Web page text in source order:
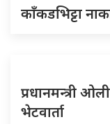
काँकडभिट्टा
प्रधानमन्त्री
भेटवार्ता